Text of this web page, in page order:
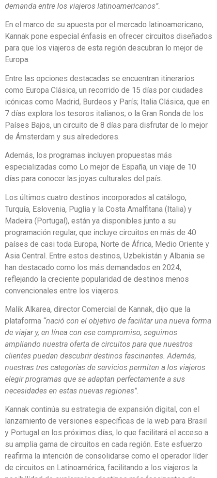
demanda entre los viajeros latinoamericanos”.
En el marco de su apuesta por el mercado latinoamericano,
Kannak pone especial énfasis en ofrecer circuitos diseñados
para que los viajeros de esta región descubran lo mejor de
Europa.
Entre las opciones destacadas se encuentran itinerarios
como Europa Clásica, un recorrido de 15 días por ciudades
icónicas como Madrid, Burdeos y París; Italia Clásica, que en
7 días explora los tesoros italianos; o la Gran Ronda de los
Países Bajos, un circuito de 8 días para disfrutar de lo mejor
de Ámsterdam y sus alrededores.
Además, los programas incluyen propuestas más
especializadas como Lo mejor de España, un viaje de 10
días para conocer las joyas culturales del país.
Los últimos cuatro destinos incorporados al catálogo,
Turquía, Eslovenia, Puglia y la Costa Amalfitana (Italia) y
Madeira (Portugal), están ya disponibles junto a su
programación regular, que incluye circuitos en más de 40
países de casi toda Europa, Norte de África, Medio Oriente y
Asia Central. Entre estos destinos, Uzbekistán y Albania se
han destacado como los más demandados en 2024,
reflejando la creciente popularidad de destinos menos
convencionales entre los viajeros.
Malik Alkarea, director Comercial de Kannak, dijo que la
plataforma “nació con el objetivo de facilitar una nueva forma
de viajar y, en línea con ese compromiso, seguimos
ampliando nuestra oferta de circuitos para que nuestros
clientes puedan descubrir destinos fascinantes. Además,
nuestras tres categorías de servicios permiten a los viajeros
elegir programas que se adaptan perfectamente a sus
necesidades en estas nuevas regiones”.
Kannak continúa su estrategia de expansión digital, con el
lanzamiento de versiones específicas de la web para Brasil
y Portugal en los próximos días, lo que facilitará el acceso a
su amplia gama de circuitos en cada región. Este esfuerzo
reafirma la intención de consolidarse como el operador líder
de circuitos en Latinoamérica, facilitando a los viajeros la